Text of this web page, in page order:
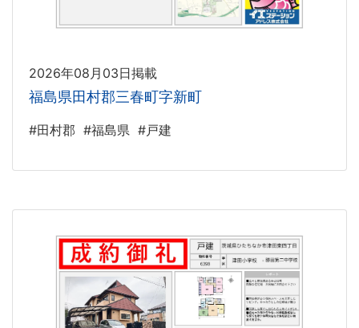
2026年08月03日掲載
福島県田村郡三春町字新町
#田村郡 #福島県 #戸建